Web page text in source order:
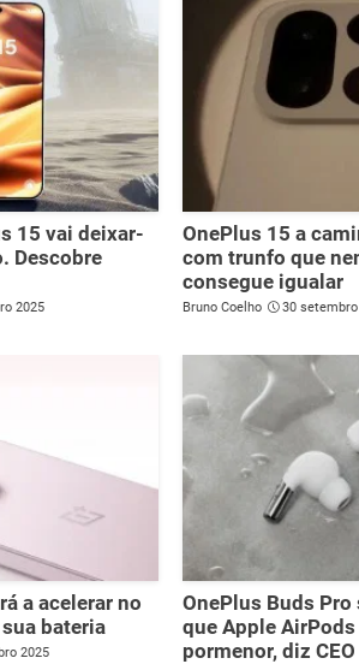
15 vai deixar-
Descobre
2025
OnePlus 15 a
com trunfo que
consegue igualar
Bruno Coelho 30
a acelerar no
bateria
2025
OnePlus Buds Pro
que Apple
pormenor, diz CEO